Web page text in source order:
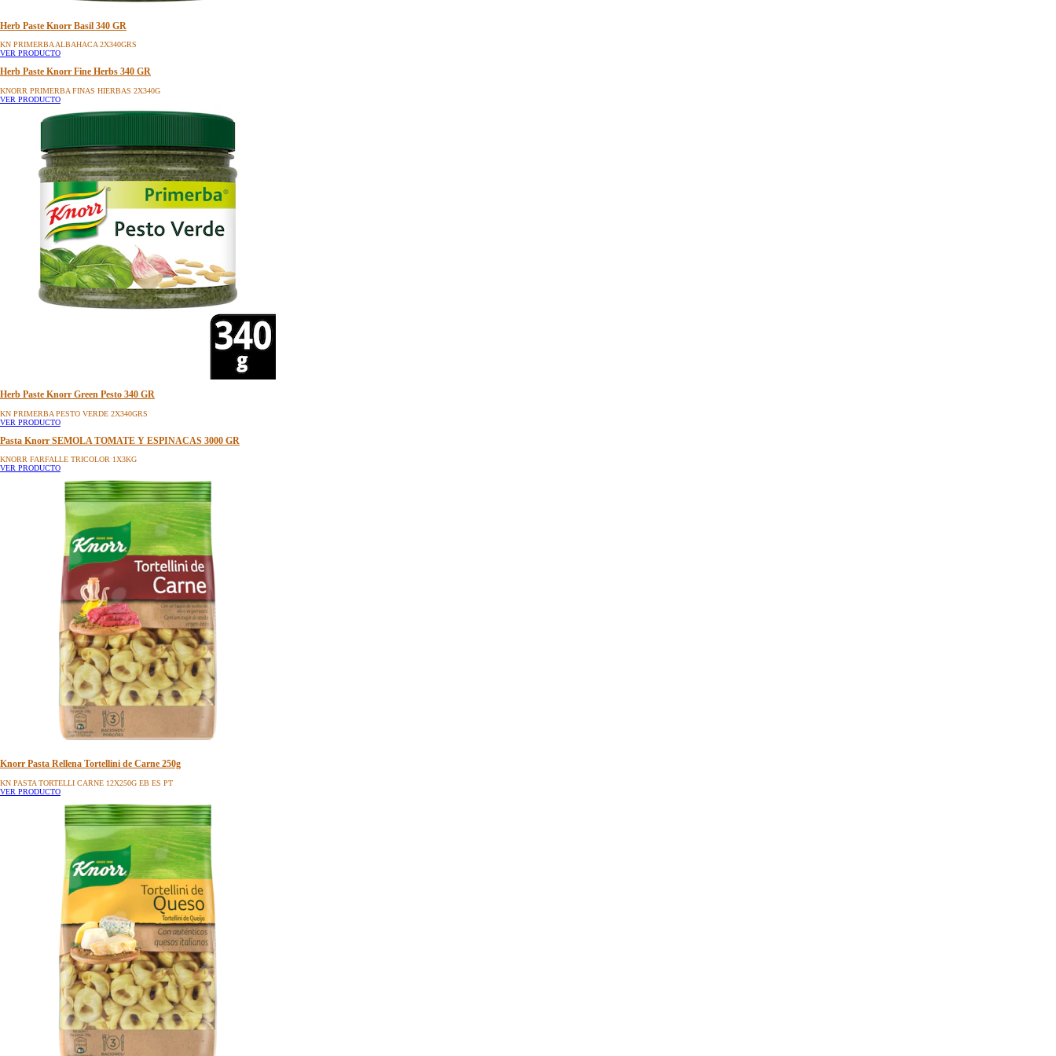
Herb Paste Knorr Basil 340 GR
KN PRIMERBA ALBAHACA 2X340GRS
VER PRODUCTO
Herb Paste Knorr Fine Herbs 340 GR
KNORR PRIMERBA FINAS HIERBAS 2X340G
VER PRODUCTO
Herb Paste Knorr Green Pesto 340 GR
KN PRIMERBA PESTO VERDE 2X340GRS
VER PRODUCTO
Pasta Knorr SEMOLA TOMATE Y ESPINACAS 3000 GR
KNORR FARFALLE TRICOLOR 1X3KG
VER PRODUCTO
Knorr Pasta Rellena Tortellini de Carne 250g
KN PASTA TORTELLI CARNE 12X250G EB ES PT
VER PRODUCTO